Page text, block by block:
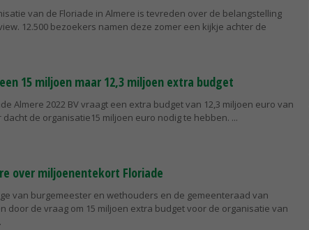
van de Floriade in Almere is tevreden over de belangstelling
12.500 bezoekers namen deze zomer een kijkje achter de
15 miljoen maar 12,3 miljoen extra budget
Almere 2022 BV vraagt een extra budget van 12,3 miljoen euro van
dacht de organisatie15 miljoen euro nodig te hebben.
over miljoenentekort Floriade
van burgemeester en wethouders en de gemeenteraad van
door de vraag om 15 miljoen extra budget voor de organisatie van